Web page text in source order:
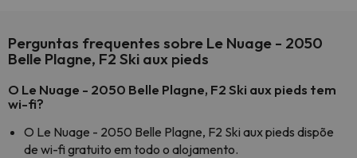
Perguntas frequentes sobre Le Nuage - 2050
Belle Plagne, F2 Ski aux pieds
O Le Nuage - 2050 Belle Plagne, F2 Ski aux pieds tem
wi-fi?
O Le Nuage - 2050 Belle Plagne, F2 Ski aux pieds dispõe
de wi-fi gratuito em todo o alojamento.